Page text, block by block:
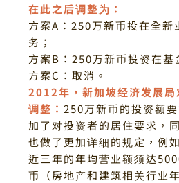
在此之后调整为：
方案A： 250万新币投在全新
务；
方案B： 250万新币投资在基
方案C： 取消。
2012年，新加坡经济发展
调整： 250万新币的投资额
加了对投资者的居住要求，
也做了更加详细的规定，例
近三年的年均营业额须达
币（房地产和建筑相关行业